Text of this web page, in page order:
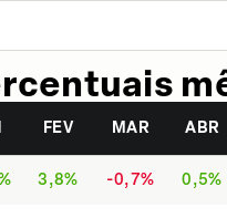
FEV MAR ABR
3,8% -0,7% 0,5%